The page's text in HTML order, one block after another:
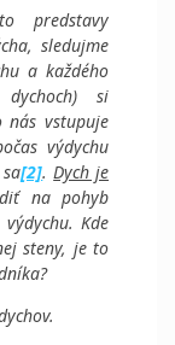
predstavy
sledujme
a každého
si
nás vstupuje
výdychu
[2].Dych je
na pohyb
Kde
steny, je to